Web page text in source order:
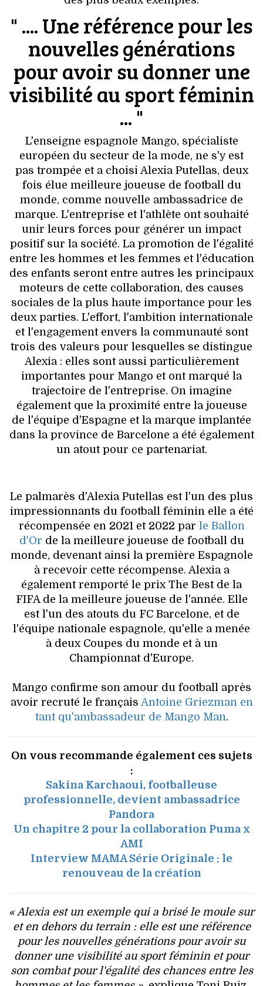
" .... Une référence pour les
nouvelles générations
pour avoir su donner une
visibilité au sport féminin
... "
L'enseigne espagnole Mango, spécialiste
européen du secteur de la mode, ne s'y est
pas trompée et a choisi Alexia Putellas, deux
fois élue meilleure joueuse de football du
monde, comme nouvelle ambassadrice de
marque. L'entreprise et l'athlète ont souhaité
unir leurs forces pour générer un impact
positif sur la société. La promotion de l'égalité
entre les hommes et les femmes et l'éducation
des enfants seront entre autres les principaux
moteurs de cette collaboration, des causes
sociales de la plus haute importance pour les
deux parties. L'effort, l'ambition internationale
et l'engagement envers la communauté sont
trois des valeurs pour lesquelles se distingue
Alexia : elles sont aussi particulièrement
importantes pour Mango et ont marqué la
trajectoire de l'entreprise. On imagine
également que la proximité entre la joueuse
de l'équipe d'Espagne et la marque implantée
dans la province de Barcelone a été également
un atout pour ce partenariat.
Le palmarès d'Alexia Putellas est l'un des plus
impressionnants du football féminin elle a été
récompensée en 2021 et 2022 par le Ballon
d'Or de la meilleure joueuse de football du
monde, devenant ainsi la première Espagnole
à recevoir cette récompense. Alexia a
également remporté le prix The Best de la
FIFA de la meilleure joueuse de l'année. Elle
est l'un des atouts du FC Barcelone, et de
l'équipe nationale espagnole, qu'elle a menée
à deux Coupes du monde et à un
Championnat d'Europe.
Mango confirme son amour du football après
avoir recruté le français Antoine Griezman en
tant qu'ambassadeur de Mango Man.
On vous recommande également ces sujets
:
Sakina Karchaoui, footballeuse
professionnelle, devient ambassadrice
Pandora
Un chapitre 2 pour la collaboration Puma x
AMI
Interview MAMA Série Originale : le
renouveau de la création
« Alexia est un exemple qui a brisé le moule sur
et en dehors du terrain : elle est une référence
pour les nouvelles générations pour avoir su
donner une visibilité au sport féminin et pour
son combat pour l'égalité des chances entre les